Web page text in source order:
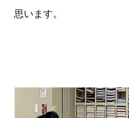
思います。